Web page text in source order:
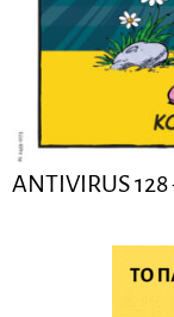
ANTIVIRUS